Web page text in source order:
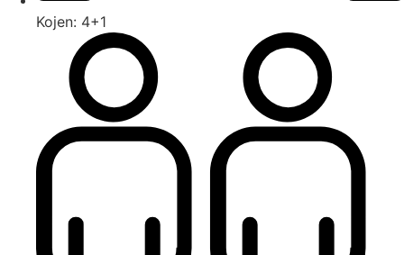
Kojen: 4+1